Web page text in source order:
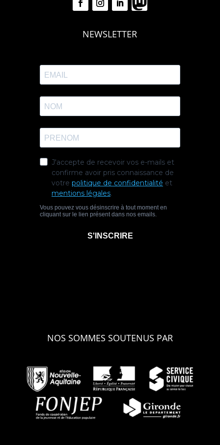
NEWSLETTER
NOS SOMMES SOUTENUS PAR